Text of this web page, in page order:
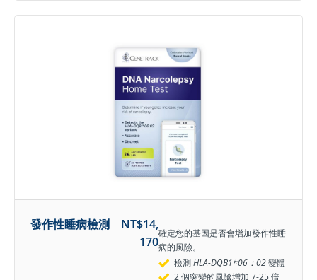
發作性睡病檢測 NT$14,
170
確定您的基因是否會增加發作性睡
病的風險。
檢測HLA-DQB1*06：02變體
2 個突變的風險增加 7-25 倍